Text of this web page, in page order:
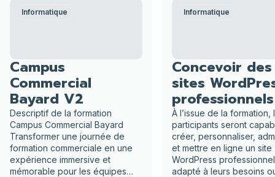
Informatique
Campus
Commercial
Bayard V2
Descriptif de la formation
Campus Commercial Bayard
Transformer une journée de
formation commerciale en une
expérience immersive et
mémorable pour les équipes…
Informatique
Concevoir des
sites
professionnels
À l’issue de la formation,
participants seront
créer, personnaliser,
et mettre en ligne un site
WordPress
adapté à leurs besoins